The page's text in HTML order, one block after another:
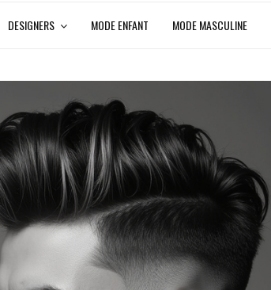
DESIGNERS MODE ENFANT MODE MASCULINE